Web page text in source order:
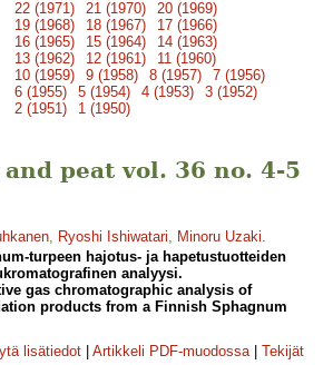
22 (1971)
21 (1970)
20 (1969)
19 (1968)
18 (1967)
17 (1966)
16 (1965)
15 (1964)
14 (1963)
13 (1962)
12 (1961)
11 (1960)
10 (1959)
9 (1958) 8 (1957)
7 (1956)
6 (1955)
5 (1954) 4 (1953)
3 (1952)
2 (1951)
1 (1950)
peat vol. 36 no. 4-5
, Ryoshi Ishiwatari, Minoru Uzaki.
turpeen hajotus- ja hapetustuotteiden
analyysi.
gas chroma­tographic analysis of
products from a Finnish Sphagnum
lisätiedot Artikkeli PDF-muodossa| Tekijät